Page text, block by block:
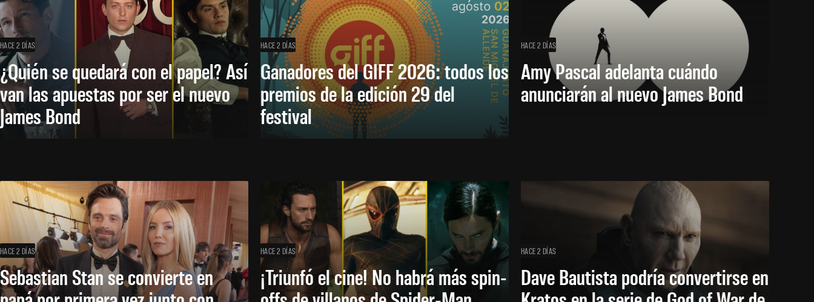
HACE 2 DÍAS
¿Quién se quedará con el papel? Así
van las apuestas por ser el nuevo
James Bond
HACE 2 DÍAS
Ganadores del GIFF 2026: todos los
premios de la edición 29 del
festival
HACE 2 DÍAS
Amy Pascal adelanta cuándo
anunciarán al nuevo James Bond
HACE 2 DÍAS
Sebastian Stan se convierte en
HACE 2 DÍAS
¡Triunfó el cine! No habrá más spin-
HACE 2 DÍAS
Dave Bautista podría convertirse en